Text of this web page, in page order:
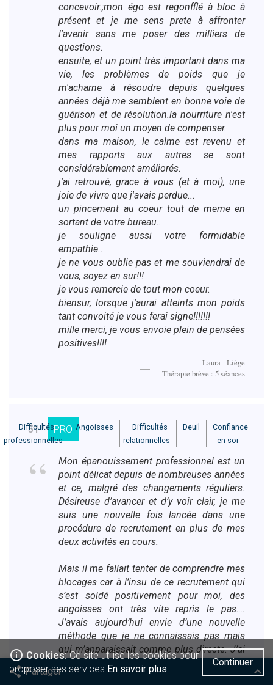
Continuer
info_outline Cookies:Ce site utilise les cookies pour
proposer ses services En savoir plus
concevoir.;mon égo est regonfflé à bloc à
présent et je me sens prete à affronter
l'avenir sans me poser des milliers de
questions.
ensuite, et un point très important dans ma
vie, les problèmes de poids que je
m'acharne à résoudre depuis quelques
années déjà me semblent en bonne voie de
guérison et de résolution.la nourriture n'est
plus pour moi un moyen de compenser.
dans ma maison, le calme est revenu et
mes rapports aux autres se sont
considérablement améliorés.
j'ai retrouvé, grace à vous (et à moi), une
joie de vivre que j'avais perdue...
un pincement au coeur tout de meme en
sortant de votre bureau..
je souligne aussi votre formidable
empathie..
je ne vous oublie pas et me souviendrai de
vous, soyez en sur!!!
je vous remercie de tout mon coeur.
biensur, lorsque j'aurai atteints mon poids
tant convoité je vous ferai signe!!!!!!!
mille merci, je vous envoie plein de pensées
positives!!!!
Laura - Liège
Thérapie brève : 5 séances
51 PRO
Difficultés
professionnelles
Angoisses
Difficultés
relationnelles
Deuil
Confiance
en soi
Mon épanouissement professionnel est un
point délicat depuis de nombreuses années
et ce, malgré des changements réguliers.
Désireuse d’avancer et d’y voir clair, je me
suis une nouvelle fois lancée dans une
procédure de recrutement en plus de mes
deux activités en cours.
Mais il me fallait tenter de comprendre mes
blocages car à l’insu de ce recrutement qui
s’est soldé positivement pour moi, des
angoisses ont très vite repris le pas….
J’avais aujourd’hui envie d’une nouvelle
méthode que je ne connaissais pas mais
qui m’apparaissait comme plus directe. J’ai
donc contacté Monsieur Marthoz dont on
m’avait parlé.
share Partager
keyboard_arrow_up